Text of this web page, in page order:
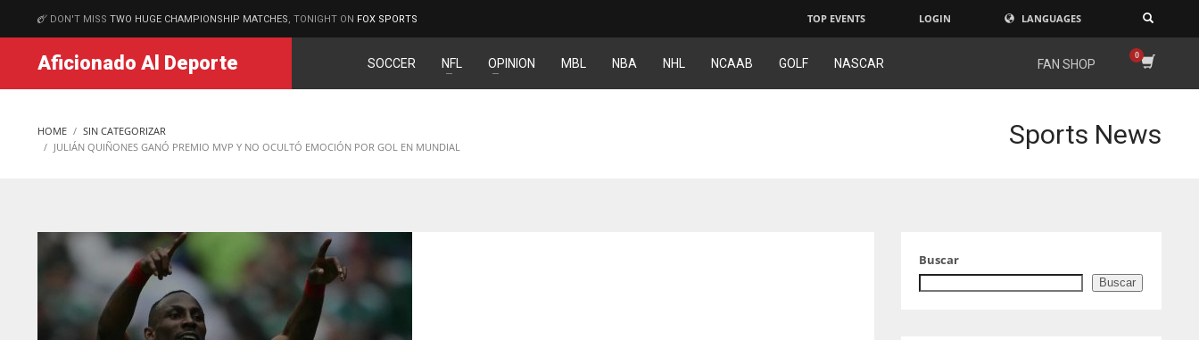
MATCHES
DON'T MISS TWO HUGE CHAMPIONSHIP MATCHES , TONIGHT ON FOX SPORTS TOP EVENTS LOGIN LANGUAGES
Aficionado Al Deporte SOCCER NFL OPINION MBL NBA NHL NCAAB GOLF NASCAR FAN SHOP
HOME
SIN CATEGORIZAR
JULIÁN QUIÑONES GANÓ PREMIO MVP Y NO OCULTÓ EMOCIÓN POR GOL EN MUNDIAL
Sports News
Buscar
Buscar